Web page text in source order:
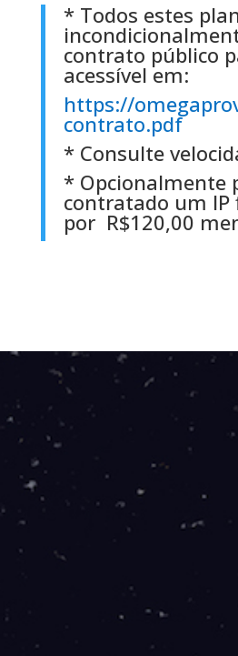
* Todos estes
contrato público
acessível em:
https://
contrato.pdf
* Consulte
* Opcionalmente
contratado um
por R$120,00
Para Residências
50
R$